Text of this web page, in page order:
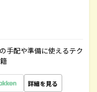
手配や準備に使えるテク
詳細を見る